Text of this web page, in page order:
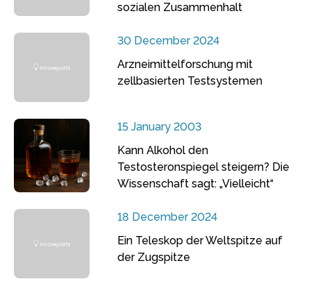
sozialen Zusammenhalt
30 December 2024
Arzneimittelforschung mit
zellbasierten Testsystemen
15 January 2003
Kann Alkohol den
Testosteronspiegel steigern? Die
Wissenschaft sagt: „Vielleicht“
18 December 2024
Ein Teleskop der Weltspitze auf
der Zugspitze